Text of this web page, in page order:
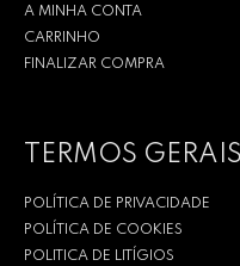
A MINHA CONTA
CARRINHO
FINALIZAR COMPRA
TERMOS GERAIS
POLÍTICA DE PRIVACIDADE
POLÍTICA DE COOKIES
POLITICA DE LITÍGIOS